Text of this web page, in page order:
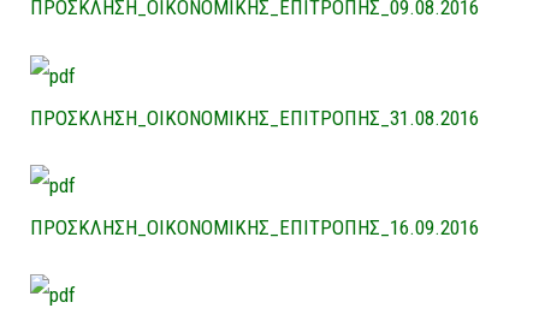
ΠΡΟΣΚΛΗΣΗ_ΟΙΚΟΝΟΜΙΚΗΣ_ΕΠΙΤΡΟΠΗΣ_09.08.2016
ΠΡΟΣΚΛΗΣΗ_ΟΙΚΟΝΟΜΙΚΗΣ_ΕΠΙΤΡΟΠΗΣ_31.08.2016
ΠΡΟΣΚΛΗΣΗ_ΟΙΚΟΝΟΜΙΚΗΣ_ΕΠΙΤΡΟΠΗΣ_16.09.2016